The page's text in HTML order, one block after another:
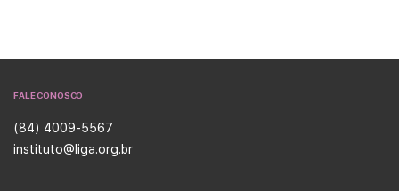
FALE CONOSCO
(84) 4009-5567
instituto@liga.org.br